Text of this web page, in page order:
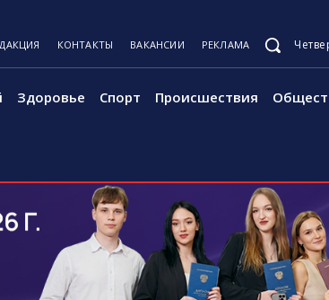
КОНТАКТЫ ВАКАНСИИ РЕКЛАМА
Здоровье Спорт Происшествия